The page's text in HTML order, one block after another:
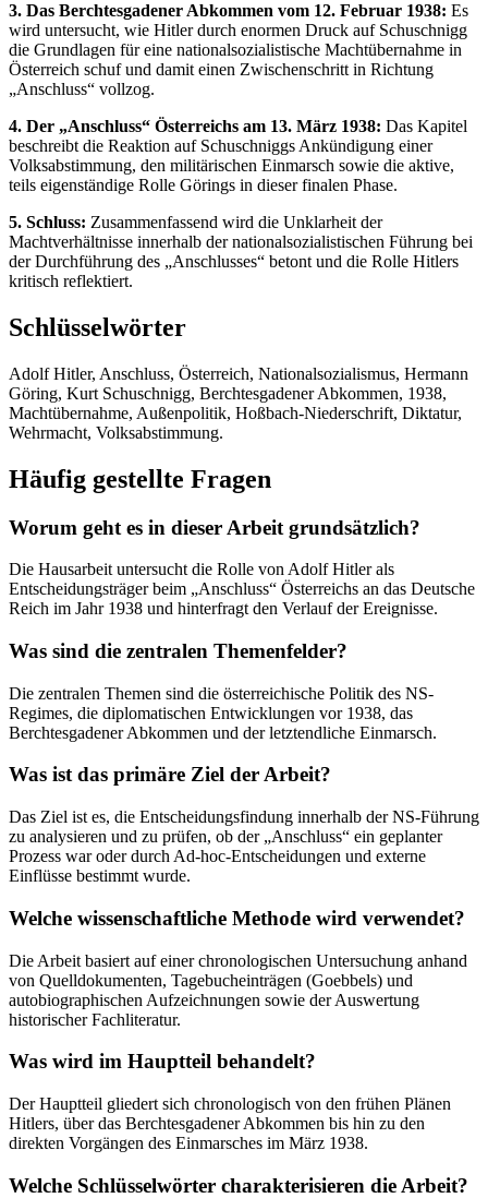
3. Das Berchtesgadener Abkommen vom 12. Februar 1938: Es
wird untersucht, wie Hitler durch enormen Druck auf Schuschnigg
die Grundlagen für eine nationalsozialistische Machtübernahme in
Österreich schuf und damit einen Zwischenschritt in Richtung
„Anschluss“ vollzog.
4. Der „Anschluss“ Österreichs am 13. März 1938: Das Kapitel
beschreibt die Reaktion auf Schuschniggs Ankündigung einer
Volksabstimmung, den militärischen Einmarsch sowie die aktive,
teils eigenständige Rolle Görings in dieser finalen Phase.
5. Schluss: Zusammenfassend wird die Unklarheit der
Machtverhältnisse innerhalb der nationalsozialistischen Führung bei
der Durchführung des „Anschlusses“ betont und die Rolle Hitlers
kritisch reflektiert.
Schlüsselwörter
Adolf Hitler, Anschluss, Österreich, Nationalsozialismus, Hermann
Göring, Kurt Schuschnigg, Berchtesgadener Abkommen, 1938,
Machtübernahme, Außenpolitik, Hoßbach-Niederschrift, Diktatur,
Wehrmacht, Volksabstimmung.
Häufig gestellte Fragen
Worum geht es in dieser Arbeit grundsätzlich?
Die Hausarbeit untersucht die Rolle von Adolf Hitler als
Entscheidungsträger beim „Anschluss“ Österreichs an das Deutsche
Reich im Jahr 1938 und hinterfragt den Verlauf der Ereignisse.
Was sind die zentralen Themenfelder?
Die zentralen Themen sind die österreichische Politik des NS-
Regimes, die diplomatischen Entwicklungen vor 1938, das
Berchtesgadener Abkommen und der letztendliche Einmarsch.
Was ist das primäre Ziel der Arbeit?
Das Ziel ist es, die Entscheidungsfindung innerhalb der NS-Führung
zu analysieren und zu prüfen, ob der „Anschluss“ ein geplanter
Prozess war oder durch Ad-hoc-Entscheidungen und externe
Einflüsse bestimmt wurde.
Welche wissenschaftliche Methode wird verwendet?
Die Arbeit basiert auf einer chronologischen Untersuchung anhand
von Quelldokumenten, Tagebucheinträgen (Goebbels) und
autobiographischen Aufzeichnungen sowie der Auswertung
historischer Fachliteratur.
Was wird im Hauptteil behandelt?
Der Hauptteil gliedert sich chronologisch von den frühen Plänen
Hitlers, über das Berchtesgadener Abkommen bis hin zu den
direkten Vorgängen des Einmarsches im März 1938.
Welche Schlüsselwörter charakterisieren die Arbeit?